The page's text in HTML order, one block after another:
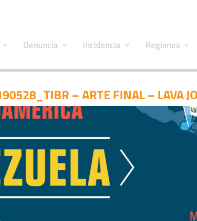
Denuncia Incidencia Regiones
– ARTE FINAL – LAVA